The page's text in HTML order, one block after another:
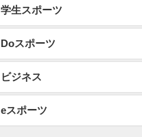
学生スポーツ
Doスポーツ
ビジネス
eスポーツ